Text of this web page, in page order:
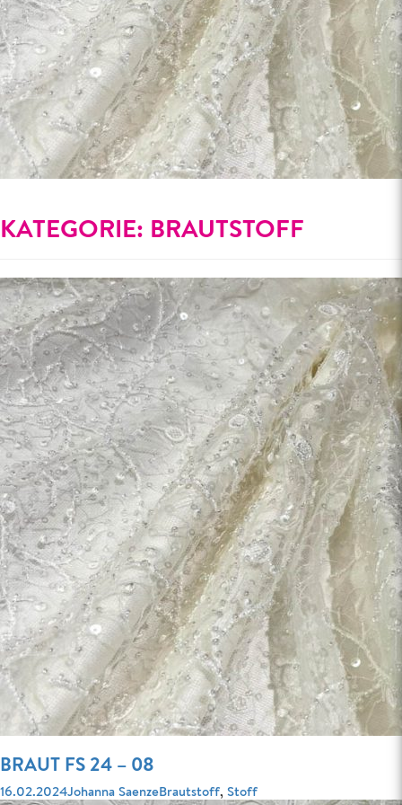
KATEGORIE: BRAUTSTOFF
BRAUT FS 24 – 08
Veröffentlicht
16.02.2024Autor
Johanna SaenzeKategorien
Brautstoff,Stoff